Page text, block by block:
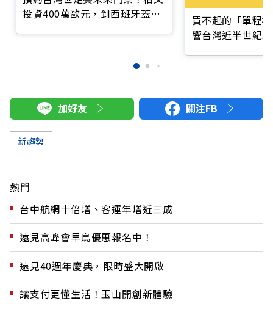
投資400萬歐元，到西班牙蓋足
買不起的「單程
響台灣近半世紀
加好友 關注FB
新趨勢
熱門
台中航網十倍增、客運年增近三成
遠見高峰會早鳥優惠報名中！
遠見40週年慶典，限時盛大開啟
讓支付更懂生活！玉山開創新體驗